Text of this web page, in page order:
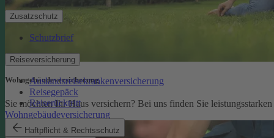
Zusatzschutz
Schutzbrief
Reiseversicherung
Auslandsreisekrankenversicherung
Reisegepäck
Reiserücktritt
Haftpflicht & Rechtsschutz
Wohngebäude­versicherung
Sie möchten Ihr Haus versichern? Bei uns finden Sie
Wohngebäudeversicherung